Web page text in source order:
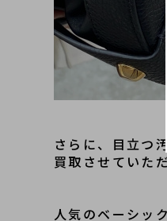
さらに、目立つ
買取させていた
人気のベーシッ